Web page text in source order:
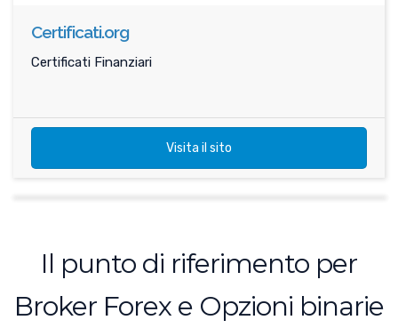
Certificati.org
Certificati Finanziari
Visita il sito
Il punto di riferimento per
Broker Forex e Opzioni binarie